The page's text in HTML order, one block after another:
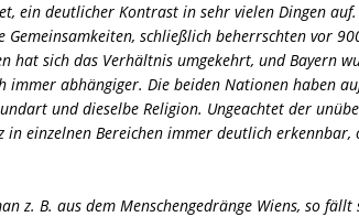
ein deutlicher Kontrast in sehr vielen Dingen
Gemeinsamkeiten, schließlich beherrschten vor
hat sich das Verhältnis umgekehrt, und Bayern
immer abhängiger. Die beiden Nationen haben
und dieselbe Religion. Ungeachtet der
in einzelnen Bereichen immer deutlich
z. B. aus dem Menschengedränge Wiens, so